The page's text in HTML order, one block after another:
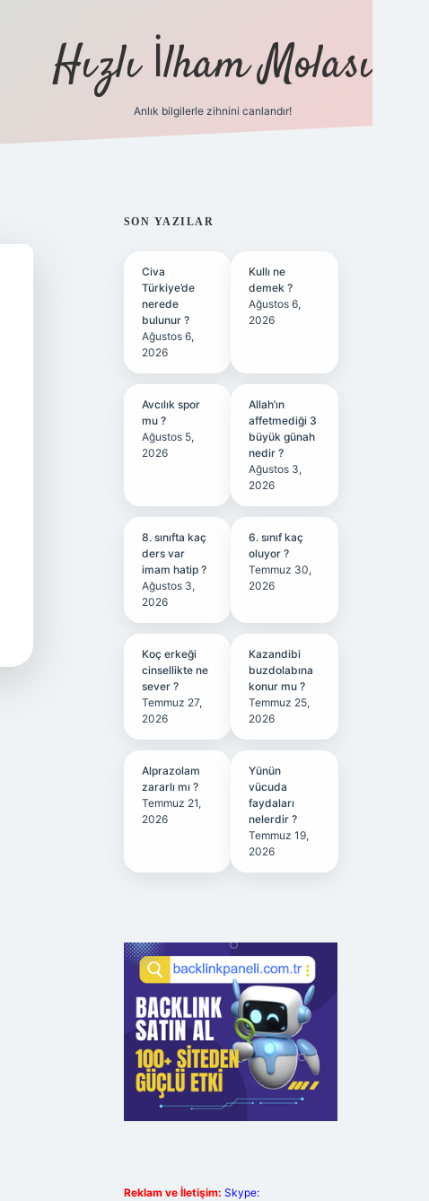
Hızlı İlham Molası
Anlık bilgilerle zihnini canlandır!
SIDEBAR
SON YAZILAR
Civa
Türkiye’de
nerede
bulunur ?
Ağustos 6,
2026
Kullı ne
demek ?
Ağustos 6,
2026
Avcılık spor
mu ?
Ağustos 5,
2026
Allah’ın
affetmediği 3
büyük günah
nedir ?
Ağustos 3,
2026
8. sınıfta kaç
ders var
imam hatip ?
Ağustos 3,
2026
6. sınıf kaç
oluyor ?
Temmuz 30,
2026
Koç erkeği
cinsellikte ne
sever ?
Temmuz 27,
2026
Kazandibi
buzdolabına
konur mu ?
Temmuz 25,
2026
Alprazolam
zararlı mı ?
Temmuz 21,
2026
Yünün
vücuda
faydaları
nelerdir ?
Temmuz 19,
2026
Reklam ve İletişim: Skype: